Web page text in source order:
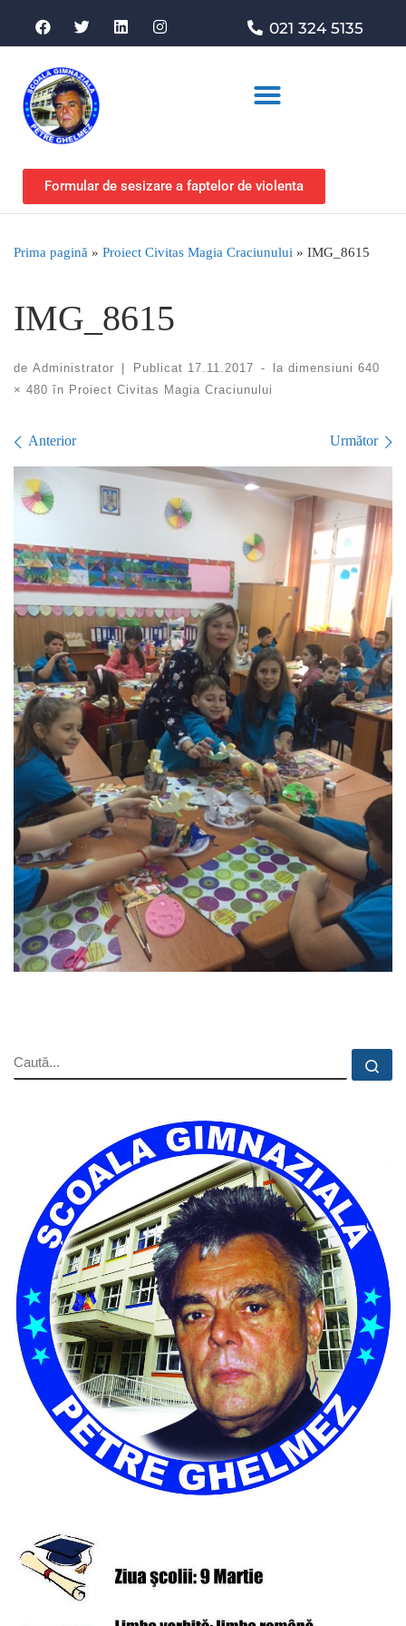
021 324 5135
Formular de sesizare a faptelor de violenta
Prima pagină » Proiect Civitas Magia Craciunului » IMG_8615
IMG_8615
de Administrator | Publicat 17.11.2017 - la dimensiuni 640
× 480 în Proiect Civitas Magia Craciunului
Navigare în imagini
Anterior Următor